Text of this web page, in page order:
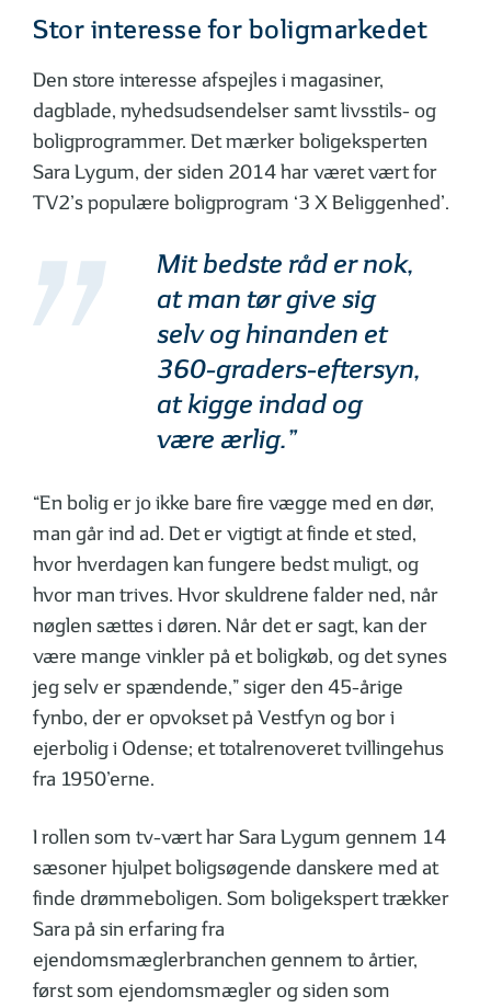
Stor interesse for boligmarkedet
Den store interesse afspejles i magasiner,
dagblade, nyhedsudsendelser samt livsstils- og
boligprogrammer. Det mærker bolig­eksperten
Sara Lygum, der siden 2014 har været vært for
TV2’s populære boligprogram ‘3 X Beliggenhed’.
Mit bedste råd er nok,
at man tør give sig
selv og hinanden et
360-graders-eftersyn,
at kigge indad og
være ærlig.”
“En bolig er jo ikke bare fire vægge med en dør,
man går ind ad. Det er vigtigt at finde et sted,
hvor hverdagen kan fungere bedst muligt, og
hvor man trives. Hvor skuldrene falder ned, når
nøglen sættes i døren. Når det er sagt, kan der
være mange vinkler på et boligkøb, og det synes
jeg selv er spændende,” siger den 45-årige
fynbo, der er opvokset på Vestfyn og bor i
ejerbolig i Odense; et totalrenoveret tvillingehus
fra 1950’erne.
I rollen som tv-vært har Sara Lygum gennem 14
sæsoner hjulpet boligsøgende danskere med at
finde drømmeboligen. Som boligekspert trækker
Sara på sin erfaring fra
ejendomsmæglerbranchen gennem to årtier,
først som ejendomsmægler og siden som